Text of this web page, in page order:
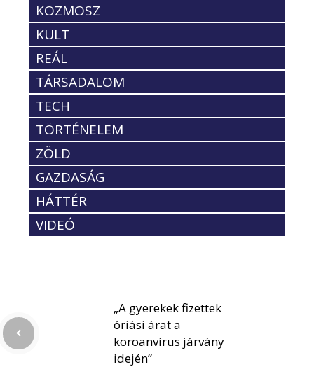
KOZMOSZ
KULT
REÁL
TÁRSADALOM
TECH
TÖRTÉNELEM
ZÖLD
GAZDASÁG
HÁTTÉR
VIDEÓ
„A gyerekek fizettek
óriási árat a
koroanvírus járvány
idején”